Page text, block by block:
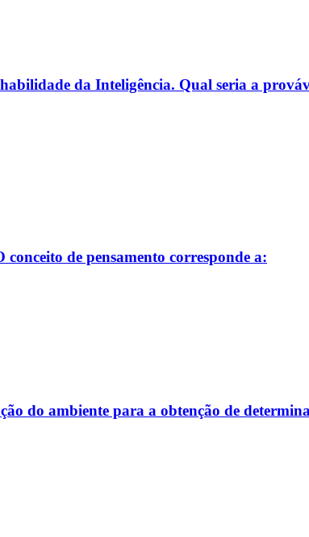
da Inteligência. Qual seria a
de pensamento corresponde a:
do ambiente para a obtenção de